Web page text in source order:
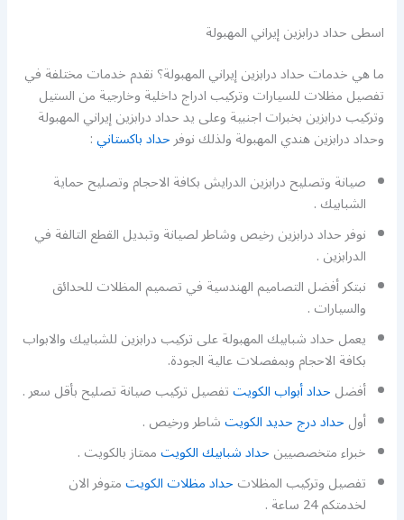
اسطى حداد درابزين إيراني المهبولة
ما هي خدمات حداد درابزين إيراني المهبولة؟ نقدم خدمات مختلفة في
تفصيل مظلات للسيارات وتركيب ادراج داخلية وخارجية من الستيل
وتركيب درابزين بخبرات اجنبية وعلى يد حداد درابزين إيراني المهبولة
وحداد درابزين هندي المهبولة ولذلك نوفرحداد باكستاني:
صيانة وتصليح درابزين الدرايش بكافة الاحجام وتصليح حماية
الشبابيك .
نوفر حداد درابزين رخيص وشاطر لصيانة وتبديل القطع التالفة في
الدرابزين .
نبتكر أفضل التصاميم الهندسية في تصميم المظلات للحدائق
والسيارات .
يعمل حداد شبابيك المهبولة على تركيب درابزين للشبابيك والابواب
بكافة الاحجام وبمفصلات عالية الجودة.
أفضلحداد أبواب الكويتتفصيل تركيب صيانة تصليح بأقل سعر .
أولحداد درج حديد الكويتشاطر ورخيص .
خبراء متخصصيينحداد شبابيك الكويتممتاز بالكويت .
تفصيل وتركيب المظلاتحداد مظلات الكويتمتوفر الان
لخدمتكم 24 ساعة .